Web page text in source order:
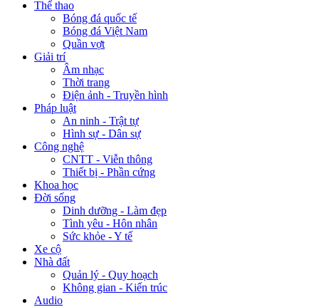
Thể thao
Bóng đá quốc tế
Bóng đá Việt Nam
Quần vợt
Giải trí
Âm nhạc
Thời trang
Điện ảnh - Truyền hình
Pháp luật
An ninh - Trật tự
Hình sự - Dân sự
Công nghệ
CNTT - Viễn thông
Thiết bị - Phần cứng
Khoa học
Đời sống
Dinh dưỡng - Làm đẹp
Tình yêu - Hôn nhân
Sức khỏe - Y tế
Xe cộ
Nhà đất
Quản lý - Quy hoạch
Không gian - Kiến trúc
Audio